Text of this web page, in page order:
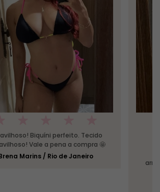
Biquíni perfeito. Tecido
Vale a pena a compra 🤩
Marins / Rio de Janeiro